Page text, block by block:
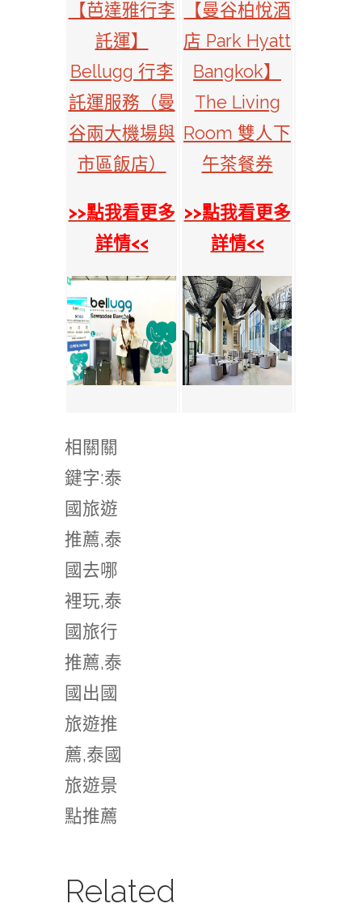
【芭達雅行李
託運】
Bellugg 行李
託運服務（曼
谷兩大機場與
市區飯店）
>>點我看更多
詳情<<
【曼谷柏悅酒
店 Park Hyatt
Bangkok】
The Living
Room 雙人下
午茶餐券
>>點我看更多
詳情<<
相關關
鍵字:泰
國旅遊
推薦,泰
國去哪
裡玩,泰
國旅行
推薦,泰
國出國
旅遊推
薦,泰國
旅遊景
點推薦
Related